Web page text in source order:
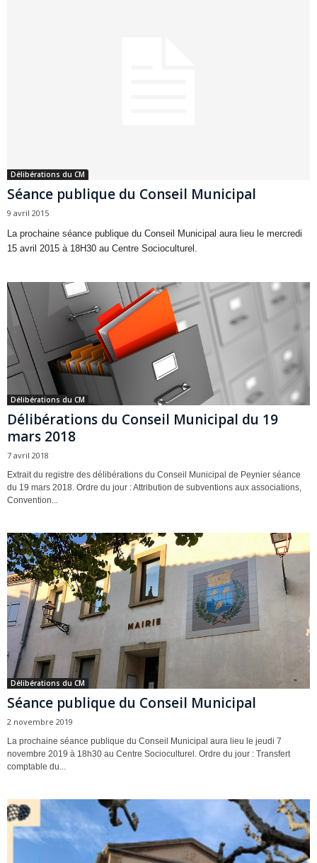
Délibérations du CM
Séance publique du Conseil Municipal
9 avril 2015
La prochaine séance publique du Conseil Municipal aura lieu le mercredi
15 avril 2015 à 18H30 au Centre Socioculturel.
Délibérations du CM
Délibérations du Conseil Municipal du 19
mars 2018
7 avril 2018
Extrait du registre des délibérations du Conseil Municipal de Peynier séance
du 19 mars 2018. Ordre du jour : Attribution de subventions aux associations,
Convention...
Délibérations du CM
Séance publique du Conseil Municipal
2 novembre 2019
La prochaine séance publique du Conseil Municipal aura lieu le jeudi 7
novembre 2019 à 18h30 au Centre Socioculturel. Ordre du jour : Transfert
comptable du...